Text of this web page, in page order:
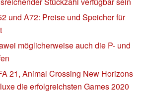
und A72: Preise und Speicher für
möglicherweise auch die P- und
21, Animal Crossing New Horizons
die erfolgreichsten Games 2020